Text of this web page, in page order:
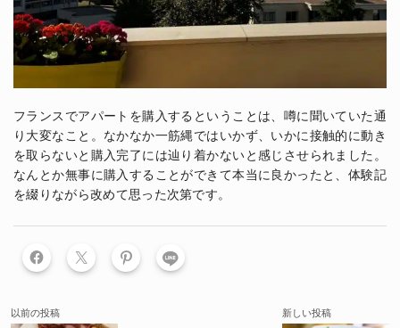
フランスでアパートを購入するということは、噂に聞いていた通
り大変なこと。なかなか一筋縄ではいかず、いかに接触的に動き
を取らないと購入完了には辿り着かないと感じさせられました。
なんとか無事に購入することができて本当に良かったと、体験記
を綴りながら改めて思った次第です。
LINE
以前の投稿 新しい投稿